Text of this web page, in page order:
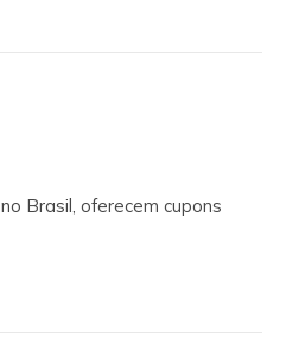
Brasil, oferecem cupons